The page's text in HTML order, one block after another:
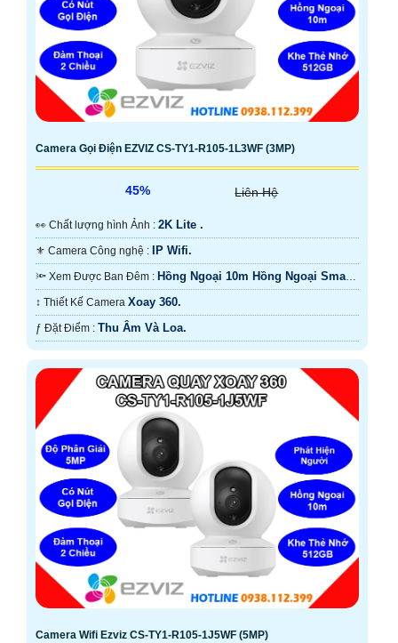
Camera Gọi Điện EZVIZ CS-TY1-R105-1L3WF (3MP)
45% Liên Hệ
️👀 Chất lượng hình Ảnh : 2K Lite .
⚜️ Camera Công nghệ : IP Wifi.
🔦 Xem Được Ban Đêm : Hồng Ngoại 10m Hồng Ngoại Smart
IR.
↕️ Thiết Kế Camera Xoay 360.
️ƒ Đặt Điểm : Thu Âm Và Loa.
Camera Wifi Ezviz CS-TY1-R105-1J5WF (5MP)